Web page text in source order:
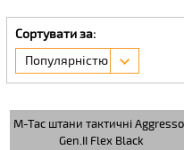
Сортувати за:
Популярністю
M-Tac штани тактичні
Gen.II Flex Black